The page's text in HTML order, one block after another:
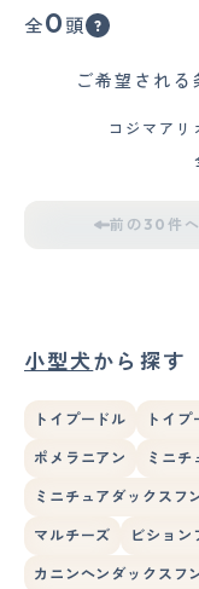
全0 頭
ご希望される
コジマアリ
前の30件へ
小型犬から探す
トイプードル トイ
ポメラニアン ミニチ
ミニチュアダックスフ
マルチーズ ビション
カニンヘンダックスフ